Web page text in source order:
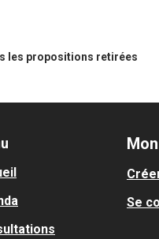
les propositions retirées
Se